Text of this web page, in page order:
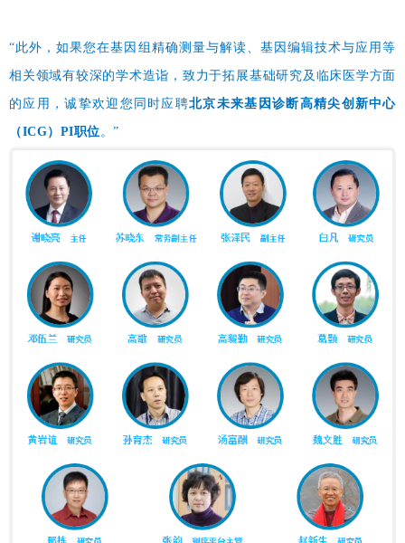
“此外，如果您在基因组精确测量与解读、基因编辑技术与应用等
相关领域有较深的学术造诣，致力于拓展基础研究及临床医学方面
的应用，诚挚欢迎您同时应聘北京未来基因诊断高精尖创新中心
（ICG）PI职位 。”